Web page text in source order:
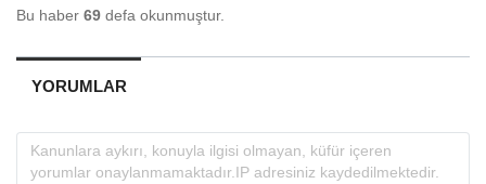
Bu haber 69 defa okunmuştur.
YORUMLAR